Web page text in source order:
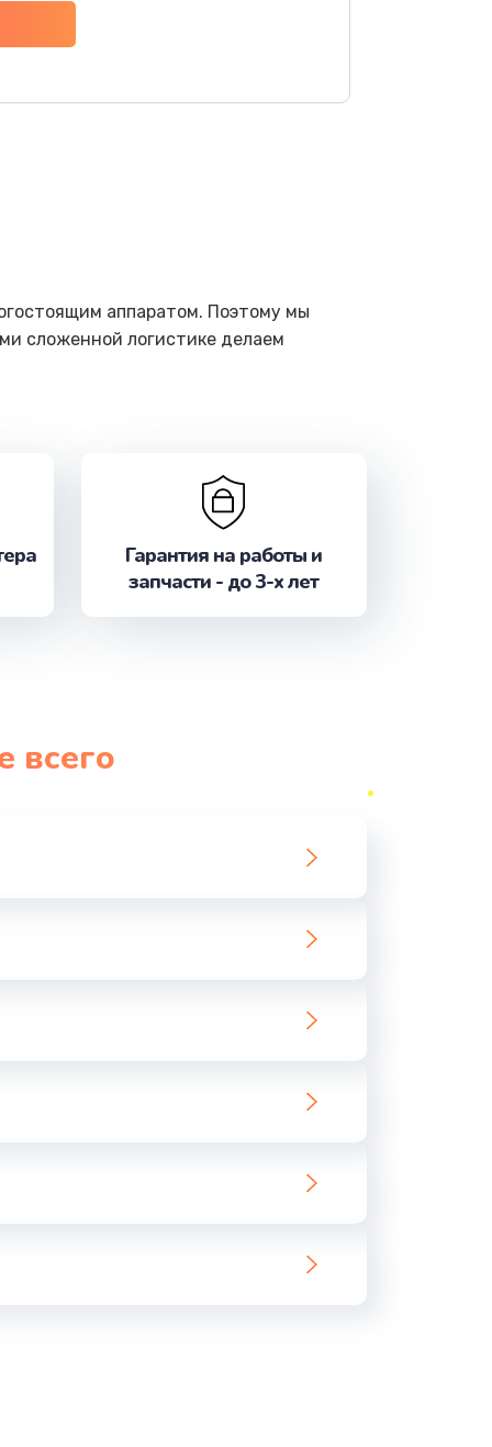
аппаратом. Поэтому мы
сложенной логистике делаем
Гарантия на работы и
запчасти - до 3-х лет
всего